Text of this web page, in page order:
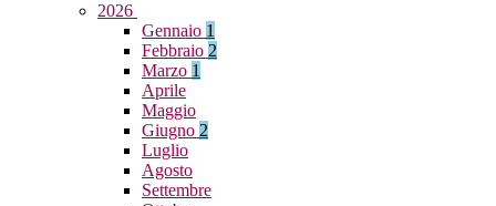
2026
Gennaio 1
Febbraio 2
Marzo 1
Aprile
Maggio
Giugno 2
Luglio
Agosto
Settembre